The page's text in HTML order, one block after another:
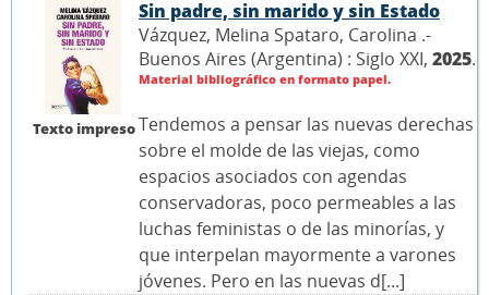
Texto impreso
Sin padre, sin marido y sin Estado
Vázquez, Melina Spataro, Carolina .-
Buenos Aires (Argentina) : Siglo XXI, 2025.
Material bibliográfico en formato papel.
Tendemos a pensar las nuevas derechas
sobre el molde de las viejas, como
espacios asociados con agendas
conservadoras, poco permeables a las
luchas feministas o de las minorías, y
que interpelan mayormente a varones
jóvenes. Pero en las nuevas d[...]